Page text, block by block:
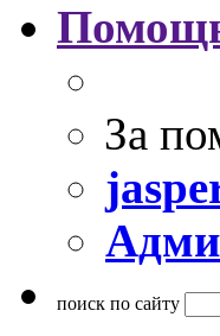
За
поиск по сайту